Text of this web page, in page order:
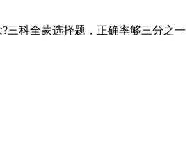
三科全蒙选择题，正确率够三分之一